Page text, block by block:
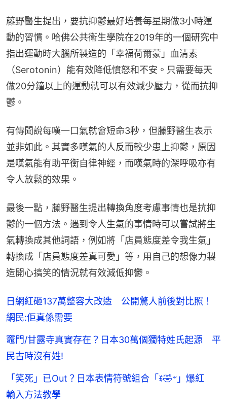
藤野醫生提出，要抗抑鬱最好培養每星期做3小時運
動的習慣。哈佛公共衛生學院在2019年的一個研究中
指出運動時大腦所製造的「幸福荷爾蒙」血清素
（Serotonin）能有效降低憤怒和不安。只需要每天
做20分鐘以上的運動就可以有效減少壓力，從而抗抑
鬱。
有傳聞說每嘆一口氣就會短命3秒，但藤野醫生表示
並非如此。其實多嘆氣的人反而較少患上抑鬱，原因
是嘆氣能有助平衡自律神經，而嘆氣時的深呼吸亦有
令人放鬆的效果。
最後一點，藤野醫生提出轉換角度考慮事情也是抗抑
鬱的一個方法。遇到令人生氣的事情時可以嘗試將生
氣轉換成其他詞語，例如將「店員態度差令我生氣」
轉換成「店員態度差真可愛」等，用自己的想像力製
造開心搞笑的情況就有效減低抑鬱。
日網紅砸137萬整容大改造 公開驚人前後對比照！
網民:佢真係需要
竈門/甘露寺真實存在？日本30萬個獨特姓氏起源 平
民古時沒有姓!
「笑死」已Out？日本表情符號組合「ꉂ🤣𐤔」爆紅
輸入方法教學